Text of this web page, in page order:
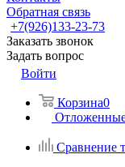
Обратная связь
+7(926)133-23-73
Заказать звонок
Задать вопрос
Войти
Корзина0
Сравнение